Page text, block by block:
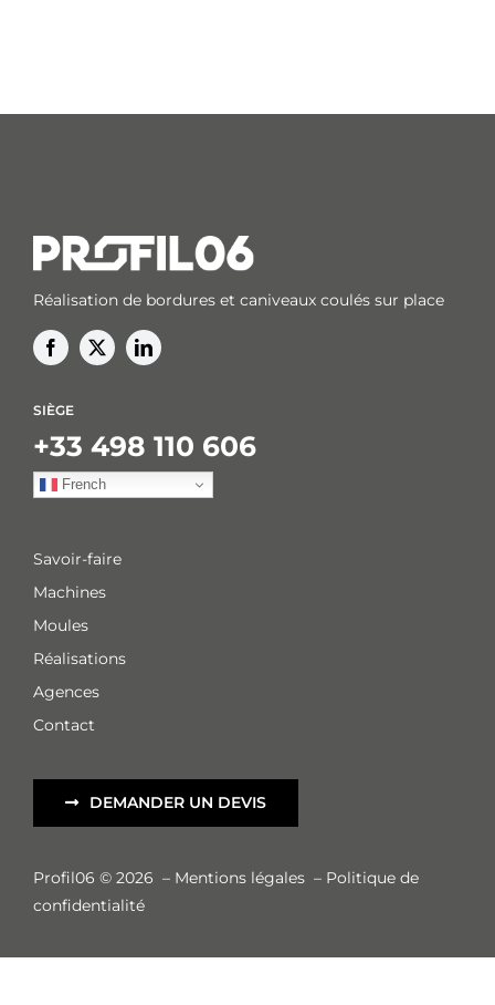
Réalisation de bordures et caniveaux coulés sur place
SIÈGE
+33 498 110 606
French
Savoir-faire
Machines
Moules
Réalisations
Agences
Contact
DEMANDER UN DEVIS
Profil06 © 2026 – Mentions légales – Politique de
confidentialité